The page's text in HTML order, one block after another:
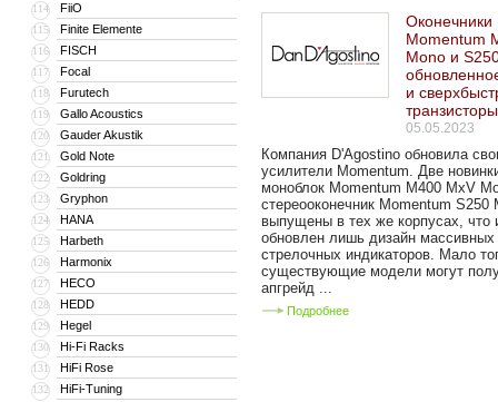
114 FiiO
115 Finite Elemente
116 FISCH
117 Focal
118 Furutech
119 Gallo Acoustics
120 Gauder Akustik
121 Gold Note
122 Goldring
123 Gryphon
124 HANA
125 Harbeth
126 Harmonix
127 HECO
128 HEDD
129 Hegel
130 Hi-Fi Racks
131 HiFi Rose
132 HiFi-Tuning
Оконечники
Momentum
Mono и
и
транзисторы
05.05.2023
Компания D'Agostino обновила
усилители Momentum. Две
моноблок Momentum M400 MxV
стереооконечник Momentum
выпущены в тех же корпусах,
обновлен лишь дизайн массивных
стрелочных индикаторов. Мало
существующие модели могут
апгрейд ...
Подробнее